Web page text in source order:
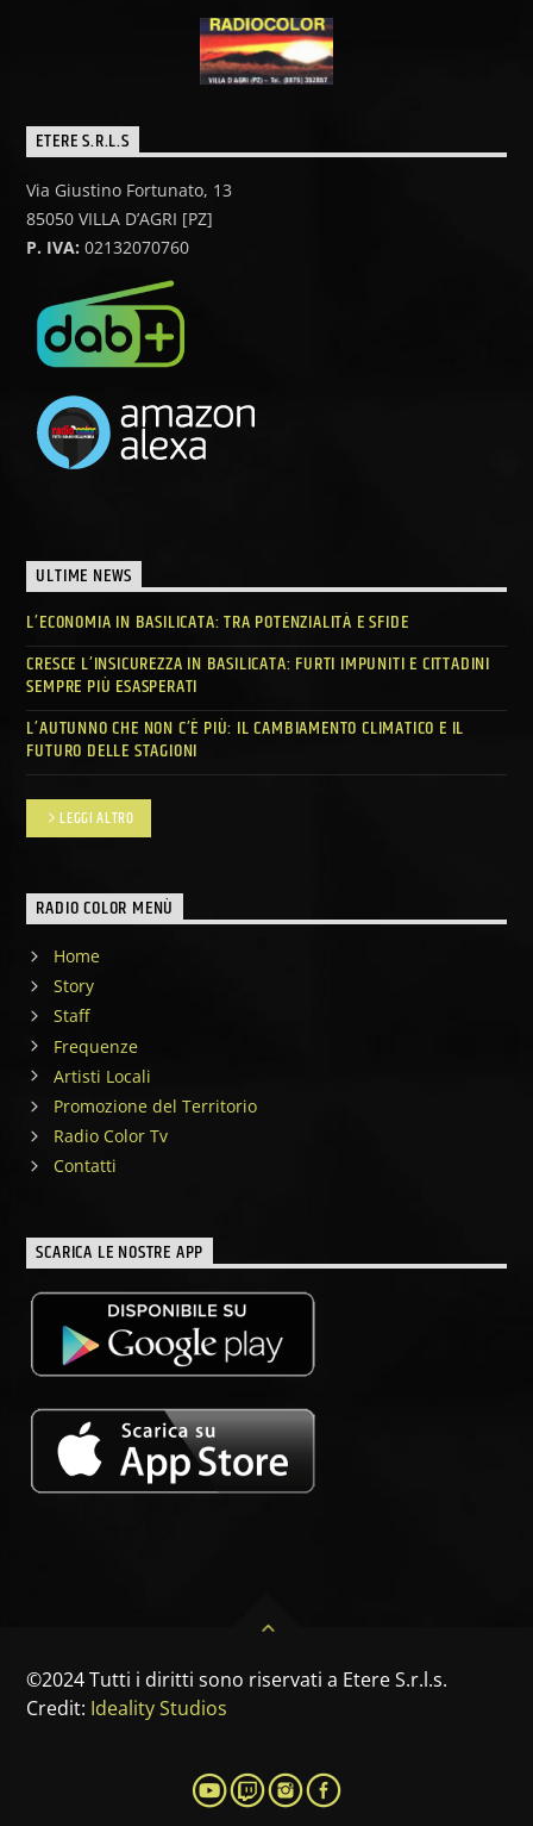
ETERE S.R.L.S
Via Giustino Fortunato, 13
85050 VILLA D’AGRI [PZ]
P. IVA: 02132070760
ULTIME NEWS
L’ECONOMIA IN BASILICATA: TRA POTENZIALITÀ E SFIDE
CRESCE L’INSICUREZZA IN BASILICATA: FURTI IMPUNITI E CITTADINI
SEMPRE PIÙ ESASPERATI
L’AUTUNNO CHE NON C’È PIÙ: IL CAMBIAMENTO CLIMATICO E IL
FUTURO DELLE STAGIONI
LEGGI ALTRO
RADIO COLOR MENÙ
Home
Story
Staff
Frequenze
Artisti Locali
Promozione del Territorio
Radio Color Tv
Contatti
SCARICA LE NOSTRE APP
©2024 Tutti i diritti sono riservati a Etere S.r.l.s.
Credit: Ideality Studios